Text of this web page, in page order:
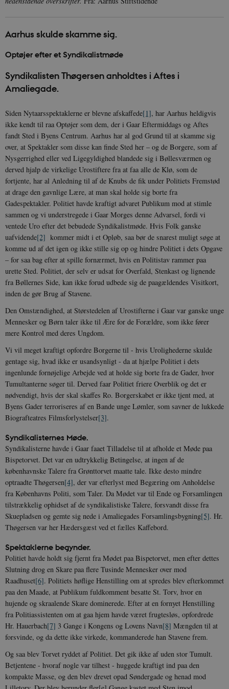
Aarhus skulde skamme sig.
Optøjer efter et Syndikalistmøde
Syndikalisten Thøgersen anholdtes i Aftes i
Amaliegade.
Siden Nytaarsspektaklerne er blevne afskaffede[1], har Aarhus heldigvis
ikke kendt til raa Optøjer som dem, der i Gaar Eftermiddags og Aftes
fandt Sted i Byens Centrum. Aarhus har al god Grund til at skamme sig
over, at Spektakler som disse kan finde Sted her – og de Borgere, som af
Nysgerrighed eller ved Ligegyldighed blandede sig i Bøllesværmen og
derved hjalp de virkelige Urostiftere fra at faa alle de Klø, som de
fortjente, har al Anledning til af de Knubs de fik under Politiets Fremstød
at drage den gavnlige Lære, at man skal holde sig borte fra
Gadespektakler. Politiet havde kraftigt advaret Publikum mod at stimle
sammen og vi understregede i Gaar Morges denne Advarsel, fordi vi
ventede Uro efter det bebudede Syndikalistmøde. Hvis Folk ganske
uafvidende[2] kommer midt i et Opløb, saa bør de snarest muligt søge at
komme ud af det igen og ikke stille sig op og hindre Politiet i dets Opgave
– for saa bag efter at spille fornærmet, hvis en Politistav rammer paa
urette Sted. Politiet, der selv er udsat for Overfald, Stenkast og lignende
fra Bøllernes Side, kan ikke forud udbede sig de paagældendes Visitkort,
inden de gør Brug af Stavene.
Den Omstændighed, at Størstedelen af Urostifterne i Gaar var ganske unge
Mennesker og Børn taler ikke til Ære for de Forældre, som ikke fører
mere Kontrol med deres Ungdom.
Vi vil meget kraftigt opfordre Borgerne til - hvis Urolighederne skulde
gentage sig, hvad ikke er usandsynligt - da at hjælpe Politiet i dets
ingenlunde fornøjelige Arbejde ved at holde sig borte fra de Gader, hvor
Tumultanterne søger til. Derved faar Politiet friere Overblik og det er
nødvendigt, hvis der skal skaffes Ro. Borgerskabet er ikke tjent med, at
Byens Gader terroriseres af en Bande unge Lømler, som savner de lukkede
Biografteatres Filmsforlystelser[3].
Syndikalisternes Møde.
Syndikalisterne havde i Gaar faaet Tilladelse til at afholde et Møde paa
Bispetorvet. Det var en udtrykkelig Betingelse, at ingen af de
københavnske Talere fra Grønttorvet maatte tale. Ikke desto mindre
optraadte Thøgersen[4], der var efterlyst med Begæring om Anholdelse
fra Københavns Politi, som Taler. Da Mødet var til Ende og Forsamlingen
tilstrækkelig ophidset af de syndikalistiske Talere, forsvandt disse fra
Skuepladsen og gemte sig nede i Amaliegades Forsamlingsbygning[5]. Hr.
Thøgersen var her Hædersgæst ved et fælles Kaffebord.
Spektaklerne begynder.
Politiet havde holdt sig fjernt fra Mødet paa Bispetorvet, men efter dettes
Slutning drog en Skare paa flere Tusinde Mennesker over mod
Raadhuset[6]. Politiets høflige Henstilling om at spredes blev efterkommet
paa den Maade, at Publikum fuldkomment besatte St. Torv, hvor en
hujende og skraalende Skare dominerede. Efter at en fornyet Henstilling
fra Politiassistenten om at gaa hjem havde været frugtesløs, opfordrede
Hr. Hauerbach[7] 3 Gange i Kongens og Lovens Navn[8] Mængden til at
forsvinde, og da dette ikke virkede, kommanderede han Stavene frem.
Og saa blev Torvet ryddet af Politiet. Det gik ikke af uden stor Tumult.
Betjentene - hvoraf nogle var tilhest - huggede kraftigt ind paa den
kompakte Masse, og den blev drevet opad Søndergade og henad mod